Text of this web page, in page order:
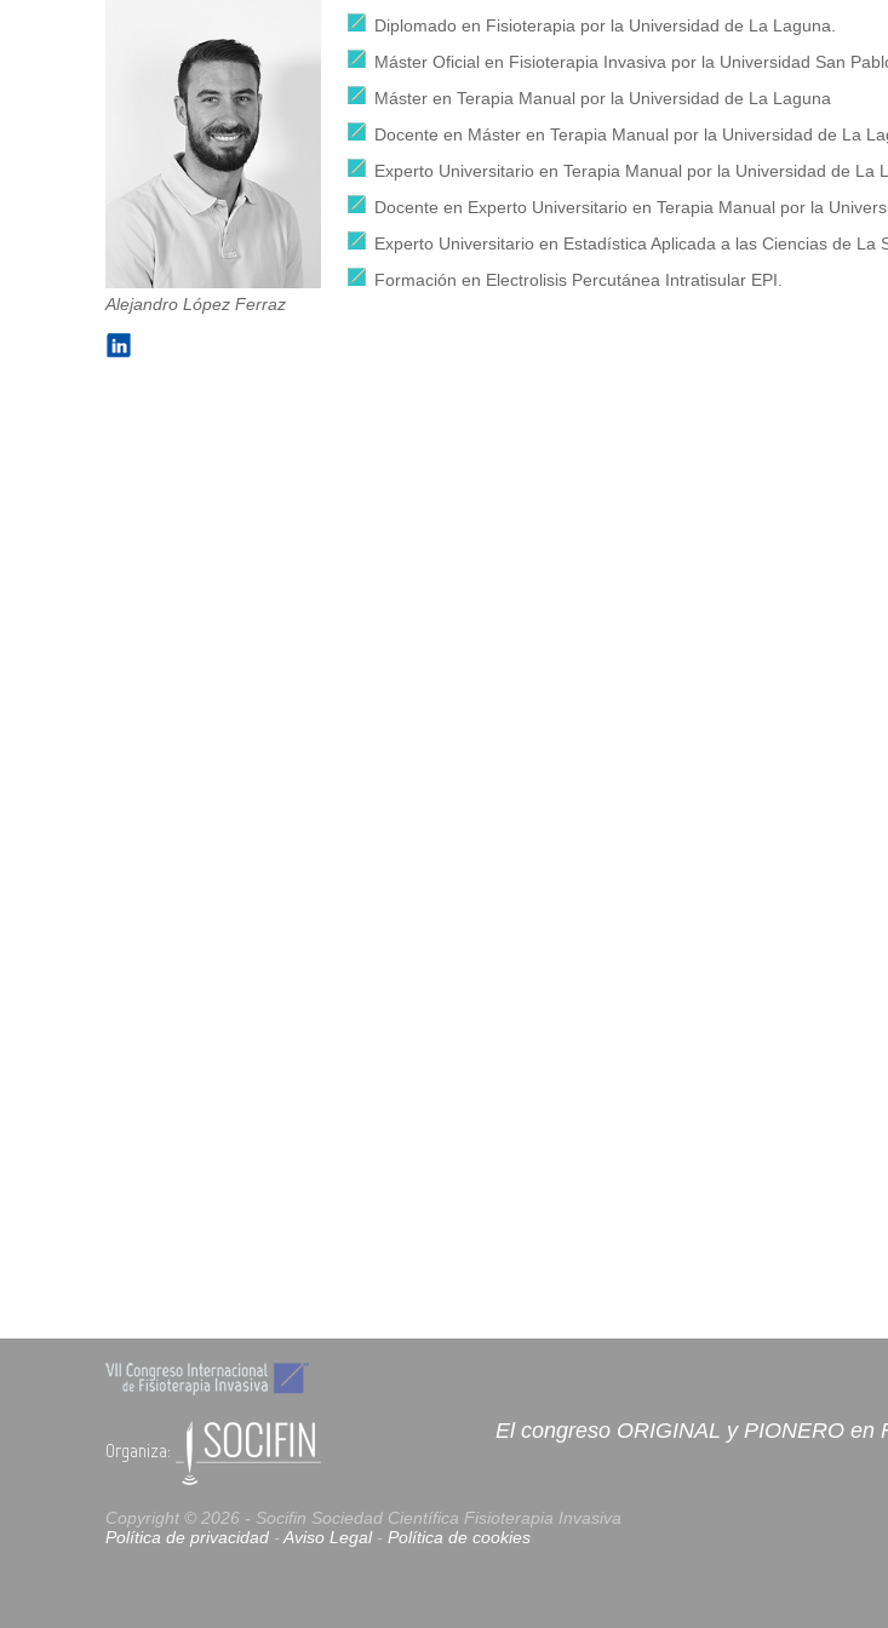
Alejandro López Ferraz
Diplomado en Fisioterapia por la Universidad de La Laguna.
Máster Oficial en Fisioterapia Invasiva por la Universidad San
Máster en Terapia Manual por la Universidad de La Laguna
Docente en Máster en Terapia Manual por la Universidad de La
Experto Universitario en Terapia Manual por la Universidad de La
Docente en Experto Universitario en Terapia Manual por la
Experto Universitario en Estadística Aplicada a las Ciencias de La
Formación en Electrolisis Percutánea Intratisular EPI.
Organiza:
El congreso ORIGINAL y PIONERO en
Copyright © 2026 - Socifin Sociedad Científica Fisioterapia Invasiva
Política de privacidad -Aviso Legal- Política de cookies